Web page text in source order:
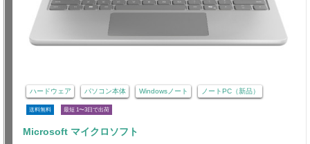
ハードウェア パソコン本体 Windowsノート ノートPC（新品）
送料無料 最短 1〜3日で出荷
Microsoft マイクロソフト